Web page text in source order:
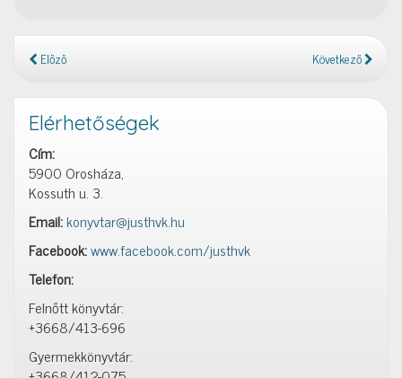
Előző Következő
Elérhetőségek
Cím:
5900 Orosháza,
Kossuth u. 3.
Email:konyvtar@justhvk.hu
Facebook:www.facebook.com/justhvk
Telefon:
Felnőtt könyvtár:
+3668/413-696
Gyermekkönyvtár: